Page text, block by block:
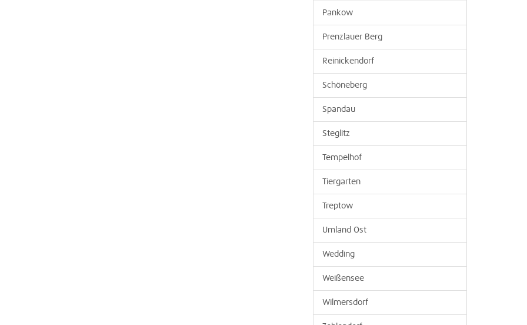
Pankow
Prenzlauer Berg
Reinickendorf
Schöneberg
Spandau
Steglitz
Tempelhof
Tiergarten
Treptow
Umland Ost
Wedding
Weißensee
Wilmersdorf